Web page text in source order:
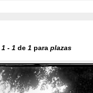
1 - 1 de 1 para plazas